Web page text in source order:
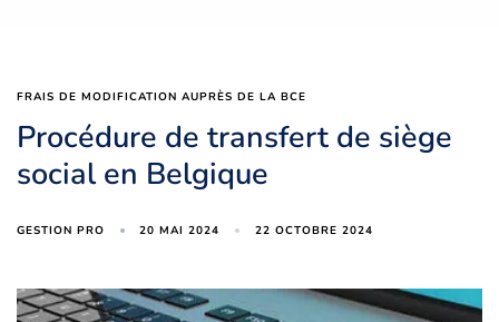
FRAIS DE MODIFICATION AUPRÈS DE LA BCE
Procédure de transfert de siège
social en Belgique
GESTION PRO 20 MAI 2024 22 OCTOBRE 2024